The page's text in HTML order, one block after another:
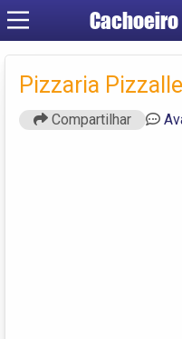
Cachoeiro
Pizzaria
Compartilhar